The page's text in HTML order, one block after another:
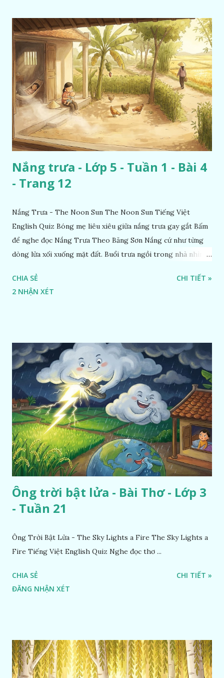
Nắng trưa - Lớp 5 - Tuần 1 - Bài 4
- Trang 12
Nắng Trưa - The Noon Sun The Noon Sun Tiếng Việt
English Quiz Bóng mẹ liêu xiêu giữa nắng trưa gay gắt Bấm
để nghe đọc Nắng Trưa Theo Băng Sơn Nắng cứ như từng
dòng lửa xối xuống mặt đất. Buổi trưa ngồi trong nhà nhìn
CHIA SẺ
2 NHẬN XÉT
CHI TIẾT »
Ông trời bật lửa - Bài Thơ - Lớp 3
- Tuần 21
Ông Trời Bật Lửa - The Sky Lights a Fire The Sky Lights a
Fire Tiếng Việt English Quiz Nghe đọc thơ ...
CHIA SẺ
ĐĂNG NHẬN XÉT
CHI TIẾT »